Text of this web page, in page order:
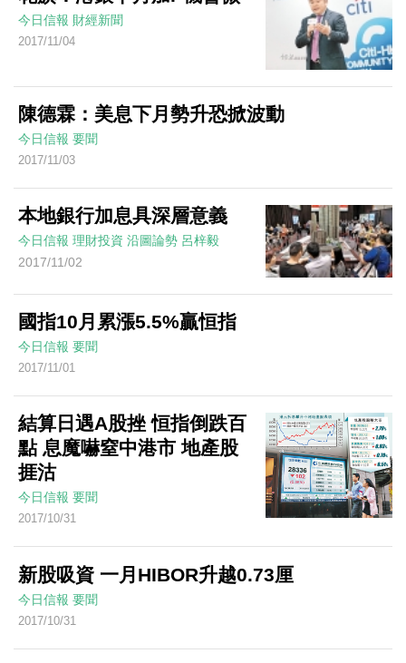
今日信報 財經新聞
2017/11/04
陳德霖：美息下月勢升恐掀波動
今日信報 要聞
2017/11/03
本地銀行加息具深層意義
今日信報 理財投資 沿圖論勢 呂梓毅
2017/11/02
國指10月累漲5.5%贏恒指
今日信報 要聞
2017/11/01
結算日遇A股挫 恒指倒跌百
點 息魔嚇窒中港市 地產股
捱沽
今日信報 要聞
2017/10/31
新股吸資 一月HIBOR升越0.73厘
今日信報 要聞
2017/10/31